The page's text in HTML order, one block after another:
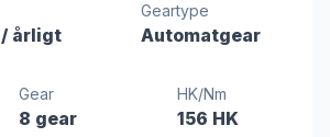
/ årligt
Geartype
Automatgear
Gear
8 gear
HK/Nm
156 HK